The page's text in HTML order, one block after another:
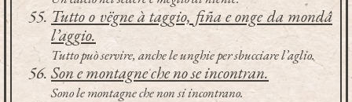
Tutto o vëgne à taggio, fiña e onge da mondâ
l’aggio.
Tutto può servire, anche le unghie per sbucciare l’aglio.
Son e montagne che no se incontran.
Sono le montagne che non si incontrano.